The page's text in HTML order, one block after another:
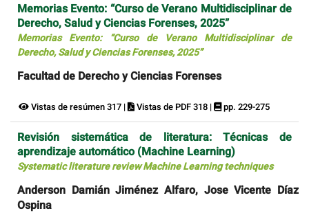
Memorias Evento: “Curso de Verano Multidisciplinar de
Derecho, Salud y Ciencias Forenses, 2025”
Memorias Evento: “Curso de Verano Multidisciplinar de
Derecho, Salud y Ciencias Forenses, 2025”
Facultad de Derecho y Ciencias Forenses
Vistas de resúmen 317 | Vistas de PDF 318 | pp. 229-275
Revisión sistemática de literatura: Técnicas de
aprendizaje automático (Machine Learning)
Systematic literature review Machine Learning techniques
Anderson Damián Jiménez Alfaro, Jose Vicente Díaz
Ospina